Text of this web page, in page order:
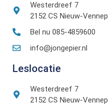
Westerdreef 7
2152 CS Nieuw-Vennep
Bel nu 085-4859600
info@jongepier.nl
Leslocatie
Westerdreef 7
2152 CS Nieuw-Vennep